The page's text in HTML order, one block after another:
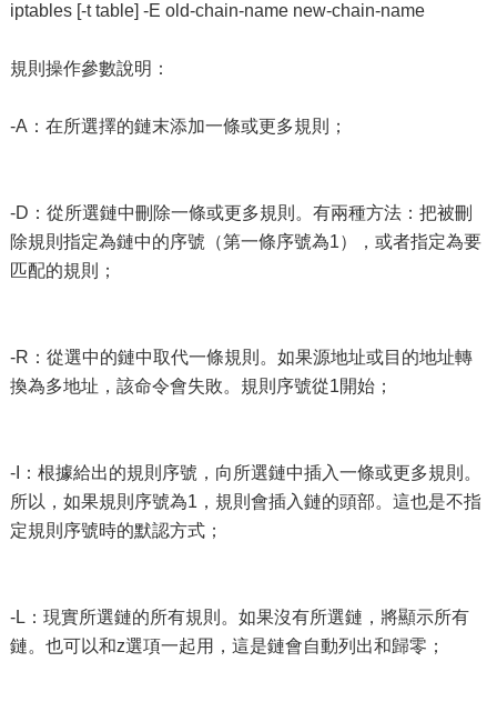
iptables [-t table] -E old-chain-name new-chain-name
規則操作參數說明：
-A：在所選擇的鏈末添加一條或更多規則；
-D：從所選鏈中刪除一條或更多規則。有兩種方法：把被刪
除規則指定為鏈中的序號（第一條序號為1），或者指定為要
匹配的規則；
-R：從選中的鏈中取代一條規則。如果源地址或目的地址轉
換為多地址，該命令會失敗。規則序號從1開始；
-I：根據給出的規則序號，向所選鏈中插入一條或更多規則。
所以，如果規則序號為1，規則會插入鏈的頭部。這也是不指
定規則序號時的默認方式；
-L：現實所選鏈的所有規則。如果沒有所選鏈，將顯示所有
鏈。也可以和z選項一起用，這是鏈會自動列出和歸零；